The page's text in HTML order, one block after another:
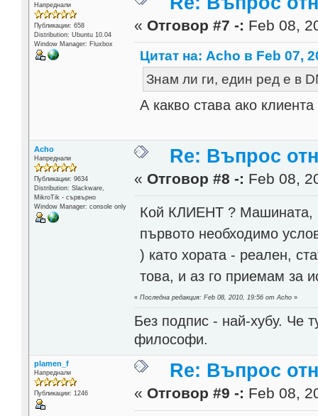
Напреднали
Публикации: 658
Distribution: Ubuntu 10.04
Window Manager: Fluxbox
« Отговор #7 -: Feb 08,
Цитат на: Acho в Feb 07,
Знам ли ги, един ред е в
А какво става ако
Acho
Напреднали
Публикации: 9634
Distribution: Slackware,
MikroTik - сървърно
Window Manager: console only
Re: Въпрос
« Отговор #8 -: Feb 08,
Кой КЛИЕНТ ? Машината,
първото необходимо
) като хората - реален,
това, и аз го приемам за
«Последна редакция: Feb 08, 2010, 19:56 от Acho »
Без подпис - най-хубу. Че
философи.
plamen_f
Напреднали
Публикации: 1246
Re: Въпрос
« Отговор #9 -: Feb 08,